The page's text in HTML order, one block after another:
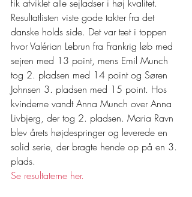
fik afviklet alle sejladser i høj kvalitet.
Resultatlisten viste gode takter fra det
danske holds side. Det var tæt i toppen
hvor Valérian Lebrun fra Frankrig løb med
sejren med 13 point, mens Emil Munch
tog 2. pladsen med 14 point og Søren
Johnsen 3. pladsen med 15 point. Hos
kvinderne vandt Anna Munch over Anna
Livbjerg, der tog 2. pladsen. Maria Ravn
blev årets højdespringer og leverede en
solid serie, der bragte hende op på en 3.
plads.
Se resultaterne her.